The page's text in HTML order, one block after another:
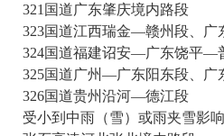
321国道广东肇庆境内路段
323国道江西瑞金—赣州段、广
324国道福建诏安—广东饶平—普
325国道广州—广东阳东段、广
326国道贵州沿河—德江段
受小到中雨（雪）或雨夹雪影响